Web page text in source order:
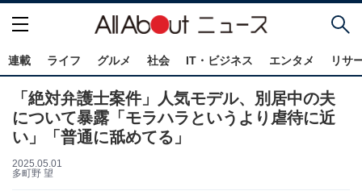
連載 ライフ グルメ 社会 IT・ビジネス エンタメ リサ
「絶対弁護士案件」人気モデル、別居中の夫
について暴露「モラハラというより虐待に近
い」「普通に舐めてる」
2025.05.01
多町野 望